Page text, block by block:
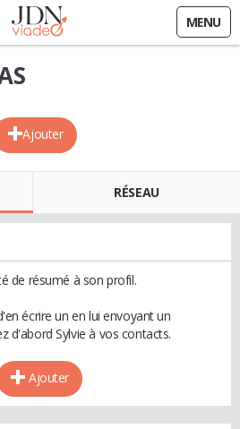
MENU
Ajouter
RÉSEAU
de résumé à son profil.
écrire un en lui envoyant un
d'abord Sylvie à vos contacts.
Ajouter